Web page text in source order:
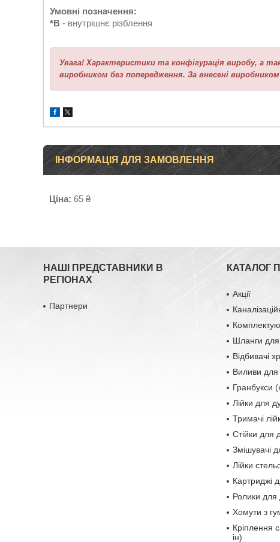
Умовні позначення:
*В - внутрішнє різблення
Увага! Характеристики та конфігурація виробу, а
виробником без попередження. За внесені
ІНФОРМАЦІЯ ДЛЯ ЗАМОВЛЕННЯ
Ціна: 65 ₴
НАШІ ПРЕДСТАВНИКИ В
РЕГІОНАХ
Партнери
КАТАЛОГ
Акції
Шланги для
Відбивачі
Виливи для
Гранбукси
Лійки для
Тримачі
Стійки для
Змішувачі
Лійки
Картриджі
Ролики для
Хомути з
Кріплення
ін)